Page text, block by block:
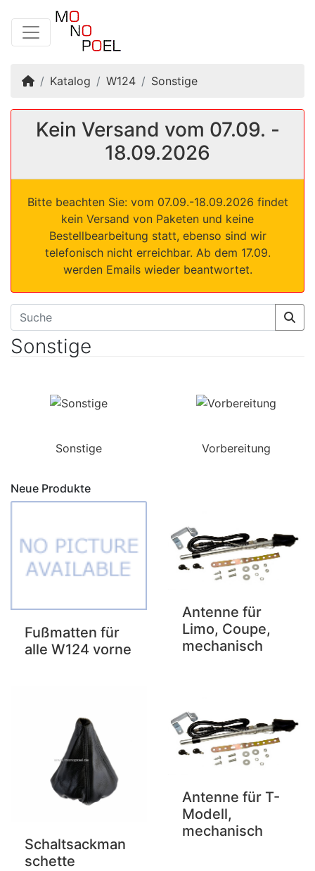
Startseite
Katalog W124 Sonstige
Kein Versand vom 07.09. -
18.09.2026
Bitte beachten Sie: vom 07.09.-18.09.2026 findet
kein Versand von Paketen und keine
Bestellbearbeitung statt, ebenso sind wir
telefonisch nicht erreichbar. Ab dem 17.09.
werden Emails wieder beantwortet.
Sonstige
Sonstige Vorbereitung
Neue Produkte
Fußmatten für
alle W124 vorne
Antenne für
Limo, Coupe,
mechanisch
Schaltsackman
schette
Antenne für T-
Modell,
mechanisch